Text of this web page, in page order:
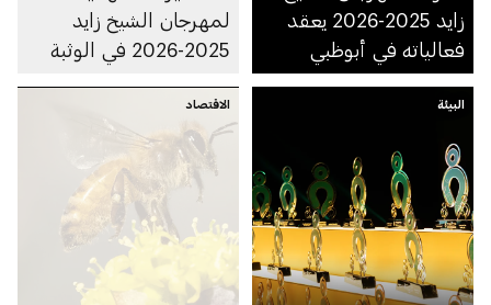
زايد 2025-2026 يعقد
فعالياته في أبوظبي
لمهرجان الشيخ زايد
2025-2026 في الوثبة
البيئة الاقتصاد